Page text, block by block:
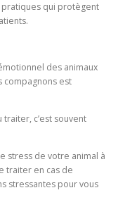
pratiques qui protègent
des animaux
compagnons est
c’est souvent
stress de votre animal à
traiter en cas de
stressantes pour vous